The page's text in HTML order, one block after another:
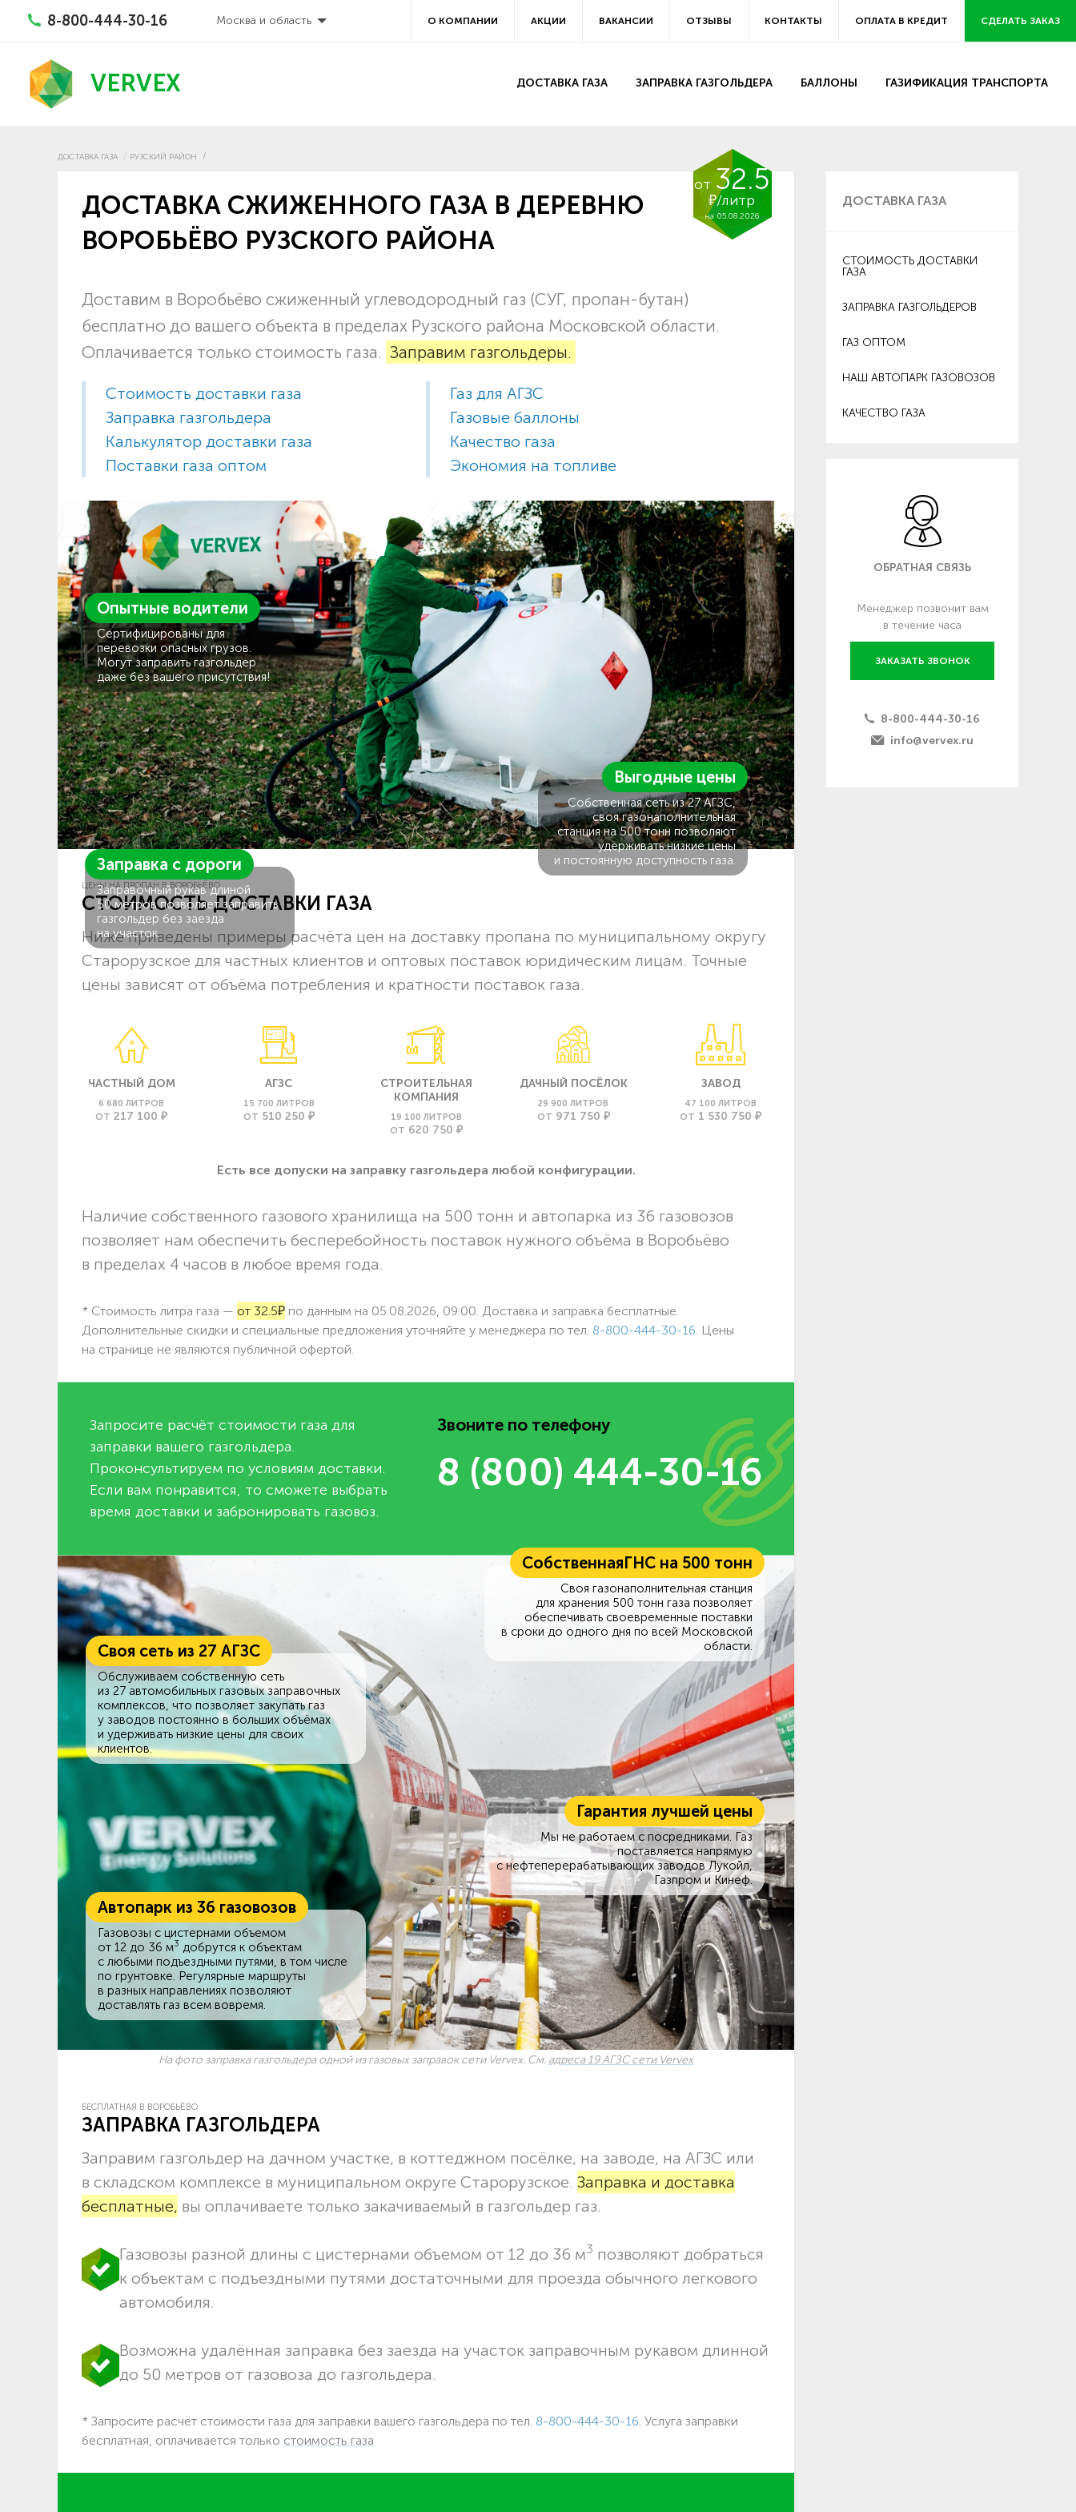
8-800-444-30-16 Москва и область О КОМПАНИИ АКЦИИ ВАКАНСИИ ОТЗЫВЫ КОНТАКТЫ ОПЛАТА В КРЕДИТ СДЕЛАТЬ ЗАКАЗ
VERVEX ДОСТАВКА ГАЗА ЗАПРАВКА ГАЗГОЛЬДЕРА БАЛЛОНЫ ГАЗИФИКАЦИЯ ТРАНСПОРТА
ДОСТАВКА ГАЗА РУЗСКИЙ РАЙОН
от 32.5
₽/литр
на 05.08.2026
ДОСТАВКА СЖИЖЕННОГО ГАЗА В ДЕРЕВНЮ
ВОРОБЬЁВО РУЗСКОГО РАЙОНА
Доставим в Воробьёво сжиженный углеводородный газ (СУГ, пропан-бутан)
бесплатно до вашего объекта в пределах Рузского района Московской области.
Оплачивается только стоимость газа. Заправим газгольдеры.
Стоимость доставки газа
Заправка газгольдера
Калькулятор доставки газа
Поставки газа оптом
Газ для АГЗС
Газовые баллоны
Качество газа
Экономия на топливе
Опытные водители
Сертифицированы для
перевозки опасных грузов.
Могут заправить газгольдер
даже без вашего присутствия!
Заправка с дороги
Заправочный рукав длиной
50 метров позволяет заправить
газгольдер без заезда
на участок.
Выгодные цены
Собственная сеть из 27 АГЗС,
своя газонаполнительная
станция на 500 тонн позволяют
удерживать низкие цены
и постоянную доступность газа.
ЦЕНЫ НА ПРОПАН В ВОРОБЬЁВО
СТОИМОСТЬ ДОСТАВКИ ГАЗА
Ниже приведены примеры расчёта цен на доставку пропана по муниципальному округу
Старорузское для частных клиентов и оптовых поставок юридическим лицам. Точные
цены зависят от объёма потребления и кратности поставок газа.
ЧАСТНЫЙ ДОМ
6 680 ЛИТРОВ
ОТ 217 100 ₽
АГЗС
15 700 ЛИТРОВ
ОТ 510 250 ₽
СТРОИТЕЛЬНАЯ
КОМПАНИЯ
19 100 ЛИТРОВ
ОТ 620 750 ₽
ДАЧНЫЙ ПОСЁЛОК
29 900 ЛИТРОВ
ОТ 971 750 ₽
ЗАВОД
47 100 ЛИТРОВ
ОТ 1 530 750 ₽
Есть все допуски нa заправку газгольдера любой конфигурации.
Наличие собственного газового хранилища на 500 тонн и автопарка из 36 газовозов
позволяет нам обеспечить бесперебойность поставок нужного объёма в Воробьёво
в пределах 4 часов в любое время года.
* Стоимость литра газа — от 32.5₽ по данным на 05.08.2026, 09:00. Доставка и заправка бесплатные.
Дополнительные скидки и специальные предложения уточняйте у менеджера по тел. 8-800-444-30-16 . Цены
на странице не являются публичной офертой.
Запросите расчёт стоимости газа для
заправки вашего газгольдера.
Проконсультируем по условиям доставки.
Если вам понравится, то сможете выбрать
время доставки и забронировать газовоз.
Звоните по телефону
8 (800) 444-30-16
СобственнаяГНС на 500 тонн
Своя газонаполнительная станция
для хранения 500 тонн газа позволяет
обеспечивать своевременные поставки
в сроки до одного дня по всей Московской
области.
Своя сеть из 27 АГЗС
Обслуживаем собственную сеть
из 27 автомобильных газовых заправочных
комплексов, что позволяет закупать газ
у заводов постоянно в больших объёмах
и удерживать низкие цены для своих
клиентов.
Гарантия лучшей цены
Мы не работаем с посредниками. Газ
поставляется напрямую
с нефтеперерабатывающих заводов Лукойл,
Газпром и Кинеф.
Автопарк из 36 газовозов
Газовозы с цистернами объемом
от 12 до 36 м3 добрутся к объектам
c любыми подъездными путями, в том числе
по грунтовке. Регулярные маршруты
в разных направлениях позволяют
доставлять газ всем вовремя.
На фото заправка газгольдера одной из газовых заправок сети Vervex. См. адреса 19 АГЗС сети Vervex
БЕСПЛАТНАЯ В ВОРОБЬЁВО
ЗАПРАВКА ГАЗГОЛЬДЕРА
Заправим газгольдер на дачном участке, в коттеджном посёлке, на заводе, на АГЗС или
в складском комплексе в муниципальном округе Старорузское. Заправка и доставка
бесплатные, вы оплачиваете только закачиваемый в газгольдер газ.
Газовозы разной длины с цистернами объемом от 12 до 36 м3 позволяют добраться
к объектам c подъездными путями достаточными для проезда обычного легкового
автомобиля.
Возможна удалённая заправка без заезда на участок заправочным рукавом длинной
до 50 метров от газовоза до газгольдера.
* Запросите расчёт стоимости газа для заправки вашего газгольдера по тел. 8-800-444-30-16 . Услуга заправки
бесплатная, оплачивается только стоимость газа
ДОСТАВКА ГАЗА
СТОИМОСТЬ ДОСТАВКИ
ГАЗА
ЗАПРАВКА ГАЗГОЛЬДЕРОВ
ГАЗ ОПТОМ
НАШ АВТОПАРК ГАЗОВОЗОВ
КАЧЕСТВО ГАЗА
ОБРАТНАЯ СВЯЗЬ
Менеджер позвонит вам
в течение часа
ЗАКАЗАТЬ ЗВОНОК
8-800-444-30-16
info@vervex.ru